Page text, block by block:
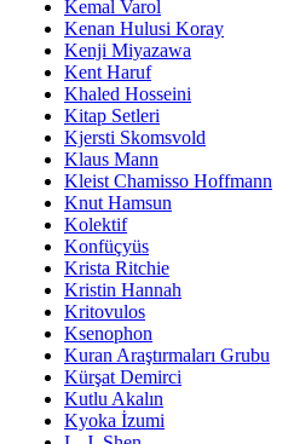
Kemal Varol
Kenan Hulusi Koray
Kenji Miyazawa
Kent Haruf
Khaled Hosseini
Kitap Setleri
Kjersti Skomsvold
Klaus Mann
Kleist Chamisso Hoffmann
Knut Hamsun
Kolektif
Konfüçyüs
Krista Ritchie
Kristin Hannah
Kritovulos
Ksenophon
Kuran Araştırmaları Grubu
Kürşat Demirci
Kutlu Akalın
Kyoka İzumi